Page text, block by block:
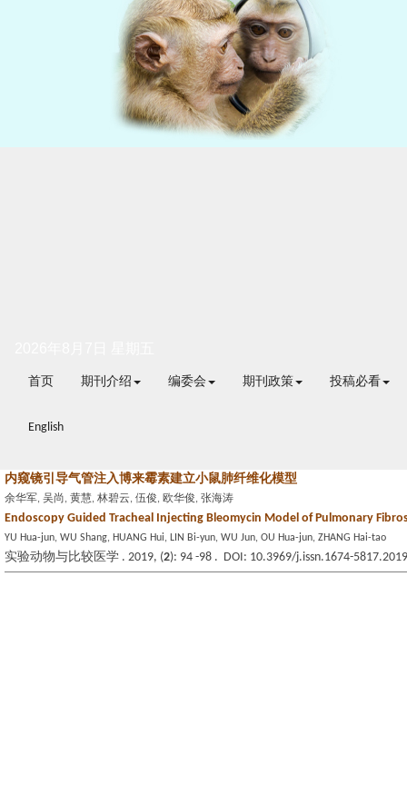
首页 期刊介绍 编委会 期刊政策 投稿必看
English
内窥镜引导气管注入博来霉素建立小鼠肺纤维化模型
余华军, 吴尚, 黄慧, 林碧云, 伍俊, 欧华俊, 张海涛
Endoscopy Guided Tracheal Injecting Bleomycin Model of Pulmonary
YU Hua-jun, WU Shang, HUANG Hui, LIN Bi-yun, WU Jun, OU Hua-jun, ZHANG Hai-tao
实验动物与比较医学 . 2019, (2): 94 -98 . DOI: 10.3969/j.issn.1674-